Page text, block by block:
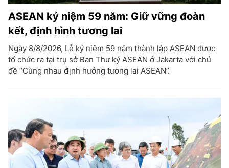
ASEAN kỷ niệm 59 năm: Giữ vững đoàn
kết, định hình tương lai
Ngày 8/8/2026, Lễ kỷ niệm 59 năm thành lập ASEAN được
tổ chức ra tại trụ sở Ban Thư ký ASEAN ở Jakarta với chủ
đề “Cùng nhau định hướng tương lai ASEAN”.